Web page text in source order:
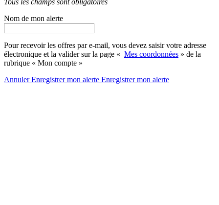
Nom de mon alerte
Pour recevoir les offres par e-mail, vous devez saisir votre adresse
électronique et la valider sur la page « Mes coordonnées » de la
rubrique « Mon compte »
AnnulerEnregistrer mon alerte Enregistrermon alerte